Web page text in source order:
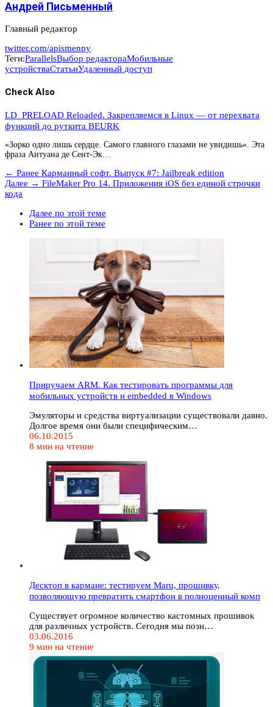
Андрей Письменный
Главный редактор
twitter.com/apismenny
Теги:ParallelsВыбор редактораМобильные
устройстваСтатьиУдаленный доступ
Check Also
LD_PRELOAD Reloaded. Закрепляемся в Linux — от перехвата
функций до руткита BEURK
«Зорко одно лишь сердце. Самого главного глазами не увидишь». Эта
фраза Антуана де Сент-Эк…
← Ранее Карманный софт. Выпуск #7: Jailbreak edition
Далее → FileMaker Pro 14. Приложения iOS без единой строчки
кода
Далее по этой теме
Ранее по этой теме
Приручаем ARM. Как тестировать программы для
мобильных устройств и embedded в Windows
Эмуляторы и средства виртуализации существовали давно.
Долгое время они были специфическим…
06.10.2015
8 мин на чтение
Десктоп в кармане: тестируем Maru, прошивку,
позволяющую превратить смартфон в полноценный комп
Существует огромное количество кастомных прошивок
для различных устройств. Сегодня мы позн…
03.06.2016
9 мин на чтение